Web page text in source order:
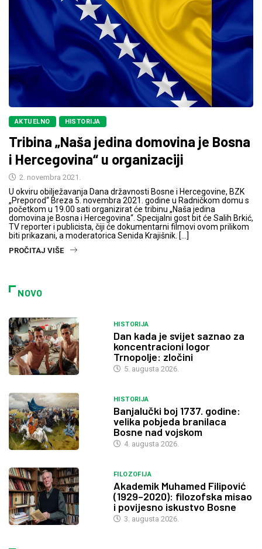
AKTUELNO HISTORIJA
Tribina „Naša jedina domovina je Bosna
i Hercegovina“ u organizaciji
2. novembra 2021.
U okviru obilježavanja Dana državnosti Bosne i Hercegovine, BZK
„Preporod“ Breza 5. novembra 2021. godine u Radničkom domu s
početkom u 19.00 sati organizirat će tribinu „Naša jedina
domovina je Bosna i Hercegovina“. Specijalni gost bit će Salih Brkić,
TV reporter i publicista, čiji će dokumentarni filmovi ovom prilikom
biti prikazani, a moderatorica Senida Krajišnik. […]
PROČITAJ VIŠE
NOVO
HISTORIJA
Dan kada je svijet saznao za
koncentracioni logor
Trnopolje: zločini
5. augusta 2026.
HISTORIJA
Banjalučki boj 1737. godine:
velika pobjeda branilaca
Bosne nad vojskom
4. augusta 2026.
FILOZOFIJA
Akademik Muhamed Filipović
(1929–2020): filozofska misao
i povijesno iskustvo Bosne
3. augusta 2026.